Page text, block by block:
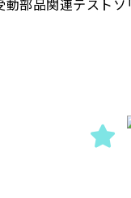
動部品関連テスト